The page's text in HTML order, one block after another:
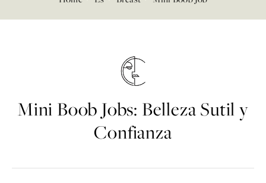
Mini Boob Jobs: Belleza Sutil y
Confianza